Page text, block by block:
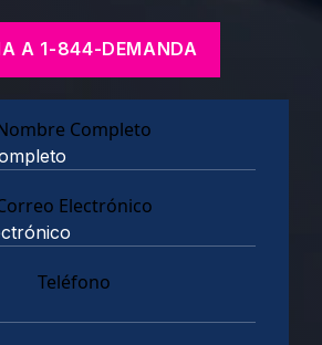
A 1-844-DEMANDA
Completo
Electrónico
Teléfono